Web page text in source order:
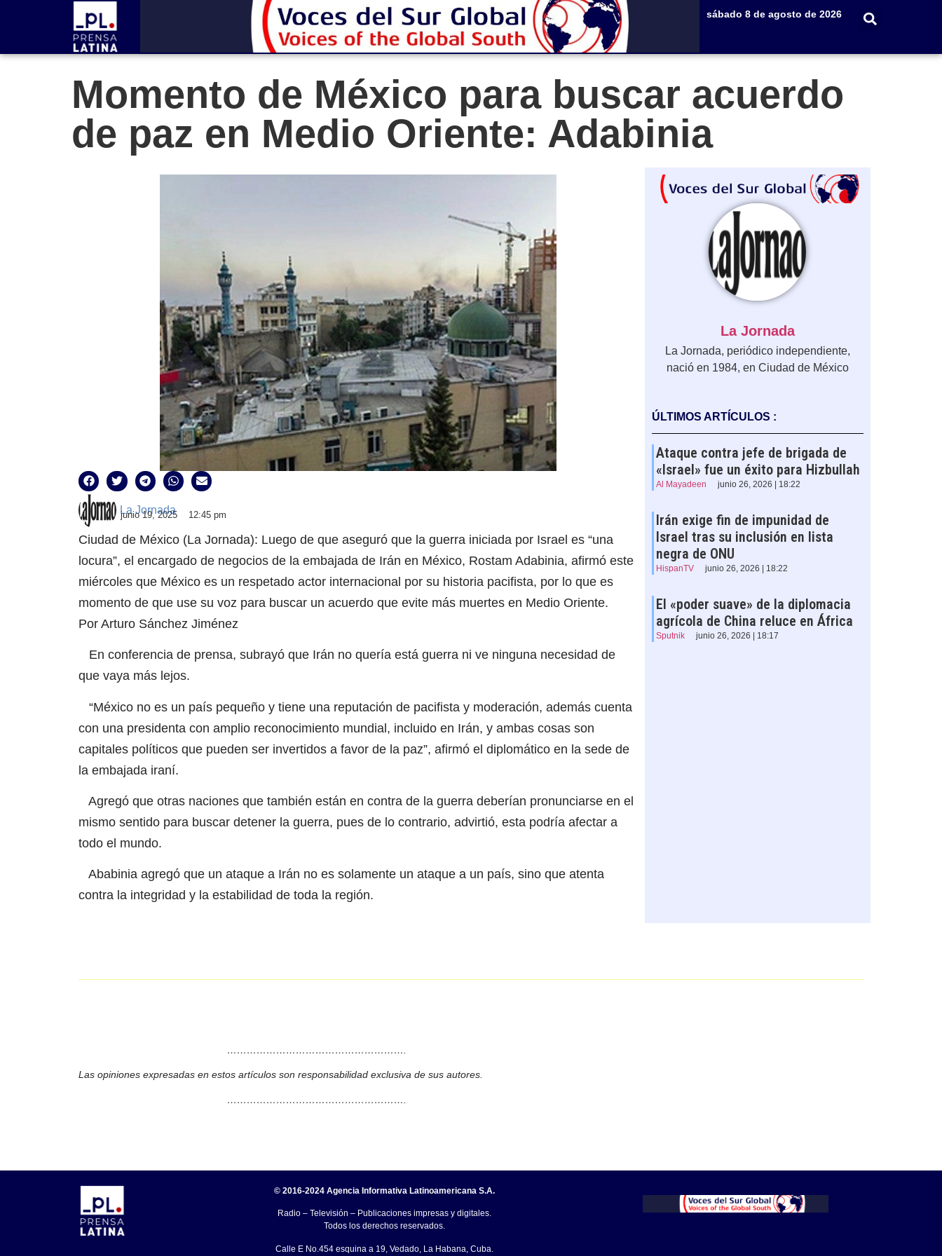
sábado 8 de agosto de 2026
Momento de México para buscar acuerdo
de paz en Medio Oriente: Adabinia
La Jornada
junio 19, 2025 12:45 pm
Ciudad de México (La Jornada): Luego de que aseguró que la guerra iniciada por Israel es “una
locura”, el encargado de negocios de la embajada de Irán en México, Rostam Adabinia, afirmó este
miércoles que México es un respetado actor internacional por su historia pacifista, por lo que es
momento de que use su voz para buscar un acuerdo que evite más muertes en Medio Oriente.
Por Arturo Sánchez Jiménez
En conferencia de prensa, subrayó que Irán no quería está guerra ni ve ninguna necesidad de
que vaya más lejos.
“México no es un país pequeño y tiene una reputación de pacifista y moderación, además cuenta
con una presidenta con amplio reconocimiento mundial, incluido en Irán, y ambas cosas son
capitales políticos que pueden ser invertidos a favor de la paz”, afirmó el diplomático en la sede de
la embajada iraní.
Agregó que otras naciones que también están en contra de la guerra deberían pronunciarse en el
mismo sentido para buscar detener la guerra, pues de lo contrario, advirtió, esta podría afectar a
todo el mundo.
Ababinia agregó que un ataque a Irán no es solamente un ataque a un país, sino que atenta
contra la integridad y la estabilidad de toda la región.
La Jornada
La Jornada, periódico independiente,
nació en 1984, en Ciudad de México
ÚLTIMOS ARTÍCULOS :
Ataque contra jefe de brigada de
«Israel» fue un éxito para Hizbullah
Al Mayadeen junio 26, 2026 | 18:22
Irán exige fin de impunidad de
Israel tras su inclusión en lista
negra de ONU
HispanTV junio 26, 2026 | 18:22
El «poder suave» de la diplomacia
agrícola de China reluce en África
Sputnik junio 26, 2026 | 18:17
……………………………………………….
Las opiniones expresadas en estos artículos son responsabilidad exclusiva de sus autores.
……………………………………………….
© 2016-2024 Agencia Informativa Latinoamericana S.A.
Radio – Televisión – Publicaciones impresas y digitales.
Todos los derechos reservados.
Calle E No.454 esquina a 19, Vedado, La Habana, Cuba.